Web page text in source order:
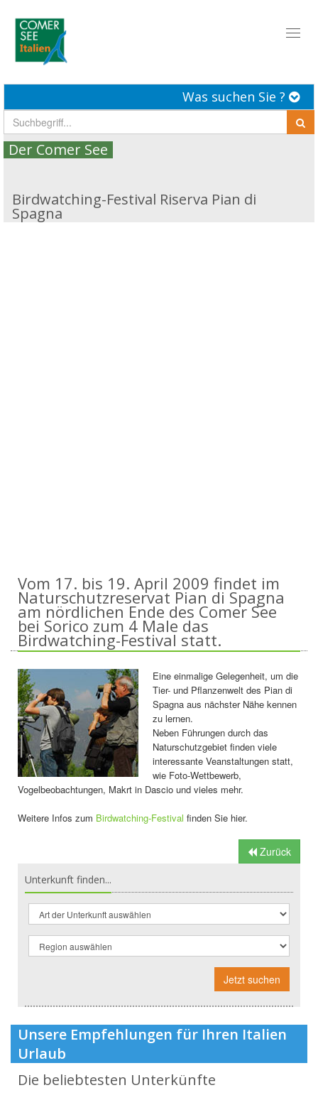
Was suchen Sie ?
Der Comer See
Birdwatching-Festival Riserva Pian di
Spagna
Vom 17. bis 19. April 2009 findet im
Naturschutzreservat Pian di Spagna
am nördlichen Ende des Comer See
bei Sorico zum 4 Male das
Birdwatching-Festival statt.
Eine einmalige Gelegenheit, um die
Tier- und Pflanzenwelt des Pian di
Spagna aus nächster Nähe kennen
zu lernen.
Neben Führungen durch das
Naturschutzgebiet finden viele
interessante Veanstaltungen statt,
wie Foto-Wettbewerb,
Vogelbeobachtungen, Makrt in Dascio und vieles mehr.
Weitere Infos zum Birdwatching-Festival finden Sie hier.
Zurück
Unterkunft finden...
Jetzt suchen
Unsere Empfehlungen für Ihren Italien
Urlaub
Die beliebtesten Unterkünfte